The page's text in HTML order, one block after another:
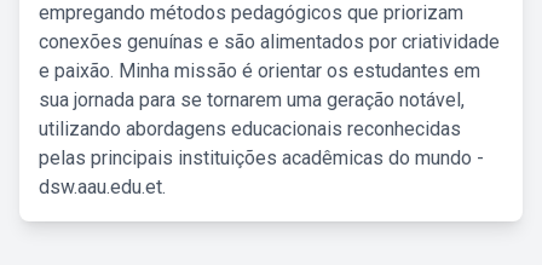
empregando métodos pedagógicos que priorizam
conexões genuínas e são alimentados por criatividade
e paixão. Minha missão é orientar os estudantes em
sua jornada para se tornarem uma geração notável,
utilizando abordagens educacionais reconhecidas
pelas principais instituições acadêmicas do mundo -
dsw.aau.edu.et.